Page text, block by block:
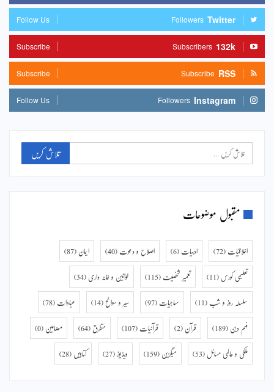
Twitter
Followers
Follow Us
132k
Subscribers
Subscribe
RSS
Subscribe
Subscribe
Instagram
Followers
Follow Us
مقبول موضوعات
اخلاقیات (72) ادبیات (6) اصلاح و دعوت (40) ایمان (87)
تعلیمی کورس (11) تعمیر شخصیت (115) خواتین و خانہ داری (34)
سلسلہ روز و شب (11) سماجیات (97) سیر و سوانح (14) عبادات (78)
فہم دین (189) قرآن (2) قرآنیات (107) متفرق (64) مضامین (0)
ملکی و عالمی مسائل (53) میگزین (159) ویڈیوز (27) کتابیں (28)